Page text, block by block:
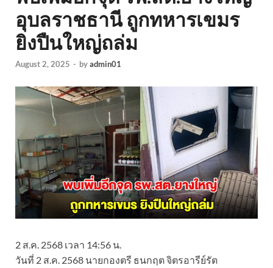
อุบลราชธานี ถูกทหารเขมร
ยิงปืนใหญ่ถล่ม
August 2, 2025 - byadmin01
2 ส.ค. 2568 เวลา 14:56 น.
วันที่ 2 ส.ค. 2568 นายกองตรี ธนกฤต จิตรอารีย์รัต